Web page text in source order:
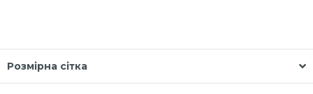
Розмірна сітка